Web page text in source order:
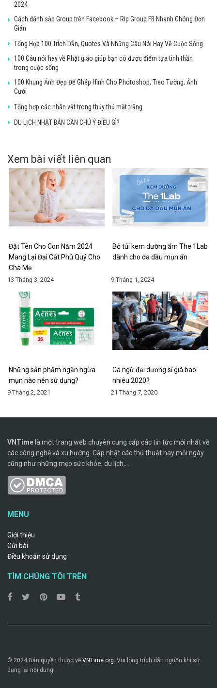
2024
Cách đánh sập Group trên Facebook – Rip Group FB Nhanh Chóng Đơn
Giản
Tổng Hợp 100 Trích Dẫn, Quotes Và Những Câu Nói Hay Về Cuộc Sống
100 Câu nói hay về Phật giáo giúp bạn có được điểm tựa tinh thần
trong cuộc sống
100 Khung Ảnh Đẹp Để Ghép Hình Cho Photoshop, Treo Tường, Ảnh
Cưới
Tổng hợp các nhân vật trong thủy thủ mặt trăng
DU LỊCH NHẬT BẢN CẦN CHÚ Ý ĐIỀU GÌ?
Xem bài viết liên quan
Đặt Tên Cho Con Năm 2024
Mang Lại Đại Cát Phú Quý Cho
Cha Mẹ
13 Tháng 3, 2024
Bỏ túi kem dưỡng ẩm The 1Lab
dành cho da dầu mụn ẩn
9 Tháng 1, 2024
Những sản phẩm ngăn ngừa
mụn nào nên sử dụng?
9 Tháng 2, 2021
Cá ngừ đại dương sỉ giá bao
nhiêu 2020?
21 Tháng 7, 2020
VNTime là một trang web chuyên cung cấp các tin tức mới nhất về
các công nghệ và xu hướng. Cập nhật các thủ thuật hay mỗi ngày
cũng như những mẹo sức khỏe, du lịch,...
MENU
Giới thiệu
Gửi bài
Điều khoản sử dụng
TÌM CHÚNG TÔI TRÊN
© 2024 Bản quyền thuộc về VNTime.org. Vui lòng trích dẫn nguồn khi sử
dụng lại nội dung!